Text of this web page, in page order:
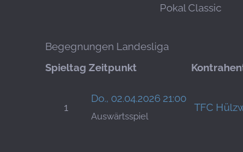
Pokal Classic
Begegnungen Landesliga
Spieltag Zeitpunkt
1
Do., 02.04.2026 21:00
Auswärtsspiel
TFC